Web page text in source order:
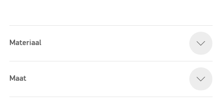
Please accept marketing cookies to watch this video
Materiaal
Maat